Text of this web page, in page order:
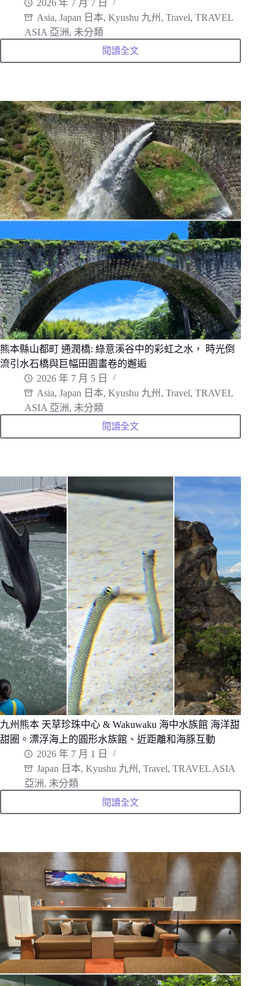
2026 年 7 月 7 日
Asia, Japan 日本, Kyushu 九州 , Travel, TRAVEL
ASIA 亞洲, 未分類
閱讀全文
九
州
山
步
道
和
瀑
布:
親
水
瀑
布、
簡
單
健
行，
日
避
暑
旅
行，
尋
找
森
林
裡
的
天
然
冷
氣
熊本縣山都町 通潤橋: 綠意溪谷中的彩虹之水， 時光倒
流引水石橋與巨幅田園畫卷的邂逅
2026 年 7 月 5 日
Asia, Japan 日本, Kyushu 九州 , Travel, TRAVEL
ASIA 亞洲, 未分類
閱讀全文
熊
本
町
潤
橋:
綠
谷
的
彩
虹
之
水，
時
流
引
石
橋
與
巨
幅
田
園
畫
卷
的
九州熊本 天草珍珠中心 & Wakuwaku 海中水族館 海洋甜
甜圈。漂浮海上的圓形水族館、近距離和海豚互動
2026 年 7 月 1 日
Japan 日本, Kyushu 九州 , Travel, TRAVEL ASIA
亞洲, 未分類
閱讀全文
九
州
草
珍
珠
中
心
Wakuwaku
海
中
水
族
館
海
洋
甜